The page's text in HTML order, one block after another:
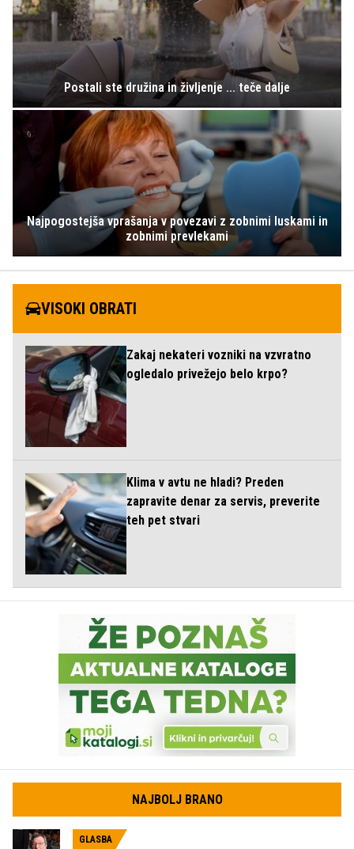
Postali ste družina in življenje ... teče dalje
Najpogostejša vprašanja v povezavi z zobnimi luskami in
zobnimi prevlekami
VISOKI OBRATI
Zakaj nekateri vozniki na vzvratno
ogledalo privežejo belo krpo?
Klima v avtu ne hladi? Preden
zapravite denar za servis, preverite
teh pet stvari
NAJBOLJ BRANO
GLASBA